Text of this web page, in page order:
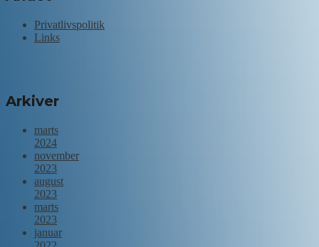
Privatlivspolitik
Links
Arkiver
marts
2024
november
2023
august
2023
marts
2023
januar